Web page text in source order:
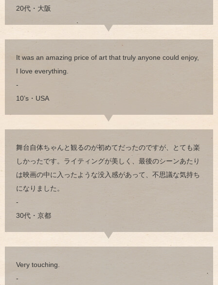
20代・大阪
It was an amazing price of art that truly anyone could enjoy,
I love everything.
-
10’s・USA
舞台自体ちゃんと観るのが初めてだったのですが、とても楽
しかったです。ライティングが美しく、最後のシーンあたり
は映画の中に入ったような没入感があって、不思議な気持ち
になりました。
-
30代・京都
Very touching.
-